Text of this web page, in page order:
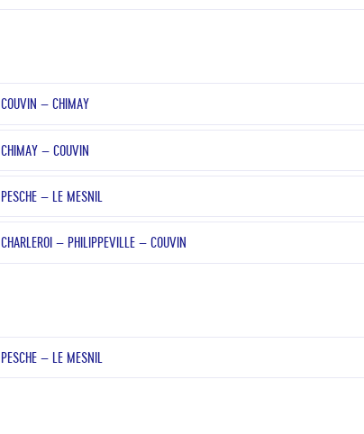
COUVIN – CHIMAY
CHIMAY – COUVIN
PESCHE – LE MESNIL
CHARLEROI – PHILIPPEVILLE – COUVIN
PESCHE – LE MESNIL